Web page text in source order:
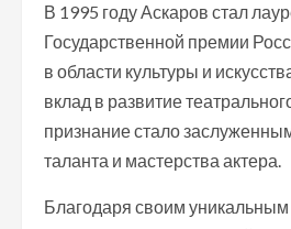
В 1995 году Аскаров стал
Государственной премии
в области культуры и
вклад в развитие
признание стало
таланта и мастерства актера.
Благодаря своим